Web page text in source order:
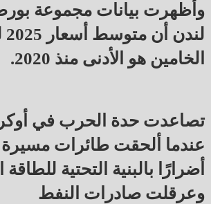
وأظهرت بيانات مجموعة
الخامين هو الأدنى منذ 2020.
تصاعدت حدة الحرب في
عندما ألحقت طائرات مسيرة
أضرارًا بالبنية التحتية
وعرقلت صادرات النفط